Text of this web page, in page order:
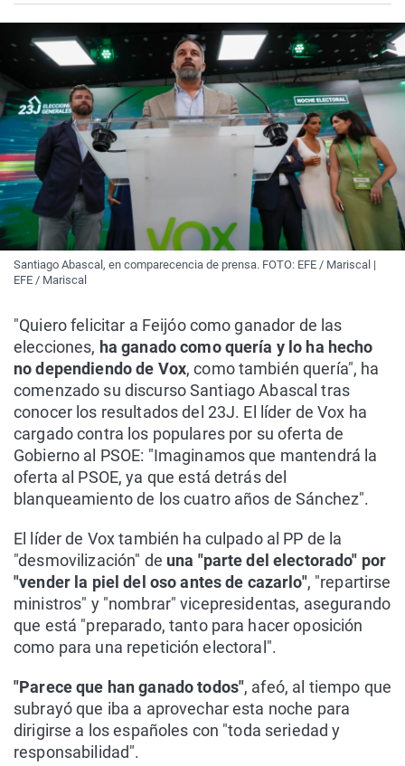
Santiago Abascal, en comparecencia de prensa. FOTO: EFE / Mariscal |
EFE / Mariscal
"Quiero felicitar a Feijóo como ganador de las
elecciones, ha ganado como quería y lo ha hecho
no dependiendo de Vox, como también quería", ha
comenzado su discurso Santiago Abascal tras
conocer los resultados del 23J. El líder de Vox ha
cargado contra los populares por su oferta de
Gobierno al PSOE: "Imaginamos que mantendrá la
oferta al PSOE, ya que está detrás del
blanqueamiento de los cuatro años de Sánchez".
El líder de Vox también ha culpado al PP de la
"desmovilización" de una "parte del electorado" por
"vender la piel del oso antes de cazarlo", "repartirse
ministros" y "nombrar" vicepresidentas, asegurando
que está "preparado, tanto para hacer oposición
como para una repetición electoral".
"Parece que han ganado todos", afeó, al tiempo que
subrayó que iba a aprovechar esta noche para
dirigirse a los españoles con "toda seriedad y
responsabilidad".